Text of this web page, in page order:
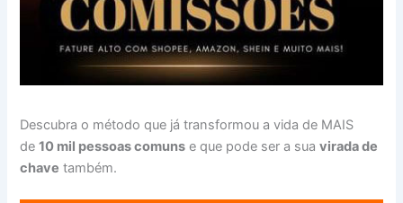
Descubra o método que já transformou a vida de MAIS
de10 mil pessoas comuns e que pode ser a suavirada de
chave também.